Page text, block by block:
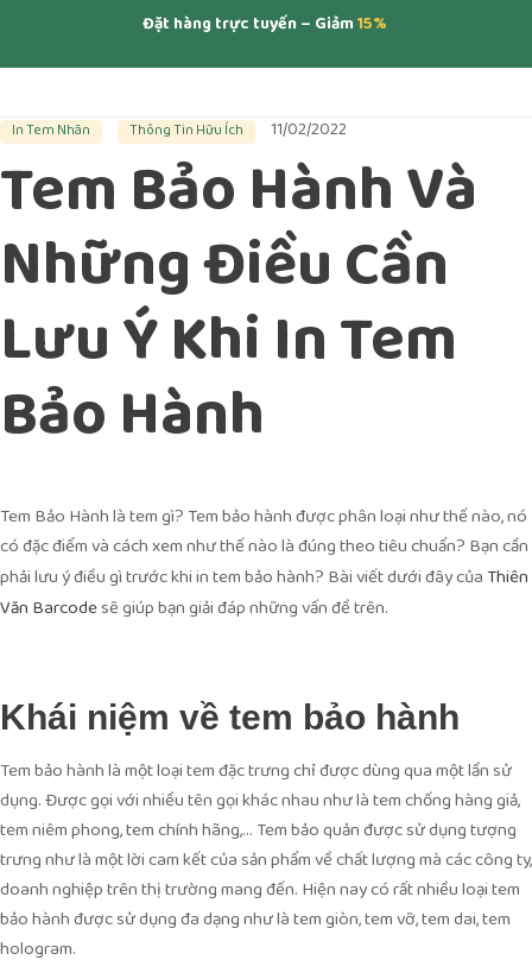
Đặt hàng trực tuyến – Giảm15%
In Tem Nhãn Thông Tin Hữu Ích 11/02/2022
Tem Bảo Hành Và
Những Điều Cần
Lưu Ý Khi In Tem
Bảo Hành
Tem Bảo Hành là tem gì? Tem bảo hành được phân loại như thế nào, nó
có đặc điểm và cách xem như thế nào là đúng theo tiêu chuẩn? Bạn cần
phải lưu ý điều gì trước khi in tem bảo hành? Bài viết dưới đây của Thiên
Văn Barcodesẽ giúp bạn giải đáp những vấn đề trên.
Khái niệm về tem bảo hành
Tem bảo hành là một loại tem đặc trưng chỉ được dùng qua một lần sử
dụng. Được gọi với nhiều tên gọi khác nhau như là tem chống hàng giả,
tem niêm phong, tem chính hãng,… Tem bảo quản được sử dụng tượng
trưng như là một lời cam kết của sản phẩm về chất lượng mà các công ty,
doanh nghiệp trên thị trường mang đến. Hiện nay có rất nhiều loại tem
bảo hành được sử dụng đa dạng như là tem giòn, tem vỡ, tem dai, tem
hologram.